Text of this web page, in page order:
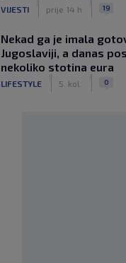
VIJESTI prije 14 h 19
Nekad ga je imala
Jugoslaviji, a danas
nekoliko stotina eura
LIFESTYLE 5. kol. 0